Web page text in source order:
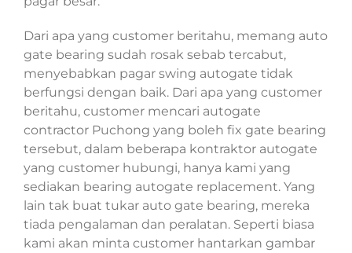
Dari apa yang customer beritahu, memang auto
gate bearing sudah rosak sebab tercabut,
menyebabkan pagar swing autogate tidak
berfungsi dengan baik. Dari apa yang customer
beritahu, customer mencari autogate
contractor Puchong yang boleh fix gate bearing
tersebut, dalam beberapa kontraktor autogate
yang customer hubungi, hanya kami yang
sediakan bearing autogate replacement. Yang
lain tak buat tukar auto gate bearing, mereka
tiada pengalaman dan peralatan. Seperti biasa
kami akan minta customer hantarkan gambar